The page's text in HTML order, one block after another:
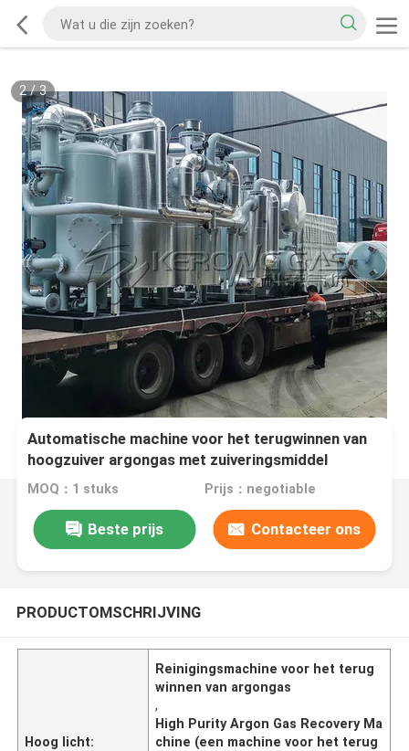
2/3
Automatische machine voor het terugwinnen van
hoogzuiver argongas met zuiveringsmiddel
MOQ：1 stuks Prijs：negotiable
Beste prijs Contacteer ons
PRODUCTOMSCHRIJVING
Hoog licht:
Reinigingsmachine voor het terug
winnen van argongas
,
High Purity Argon Gas Recovery Ma
chine (een machine voor het terug